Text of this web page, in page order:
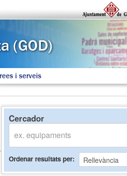
i serveis
Cercador
Ordenar resultats per